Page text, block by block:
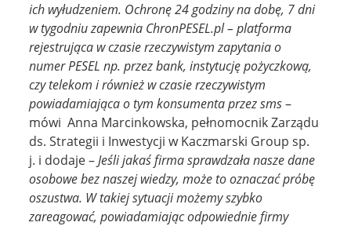
ich wyłudzeniem. Ochronę 24 godziny na dobę, 7 dni
w tygodniu zapewnia ChronPESEL.pl – platforma
rejestrująca w czasie rzeczywistym zapytania o
numer PESEL np. przez bank, instytucję pożyczkową,
czy telekom i również w czasie rzeczywistym
powiadamiająca o tym konsumenta przez sms–
mówi Anna Marcinkowska, pełnomocnik Zarządu
ds. Strategii i Inwestycji w Kaczmarski Group sp.
j. i dodaje –Jeśli jakaś firma sprawdzała nasze dane
osobowe bez naszej wiedzy, może to oznaczać próbę
oszustwa. W takiej sytuacji możemy szybko
zareagować, powiadamiając odpowiednie firmy